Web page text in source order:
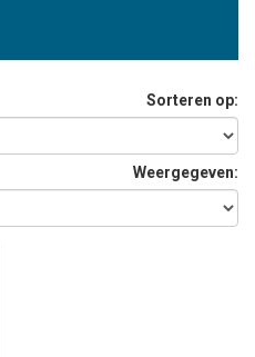
Sorteren op:
Weergegeven: